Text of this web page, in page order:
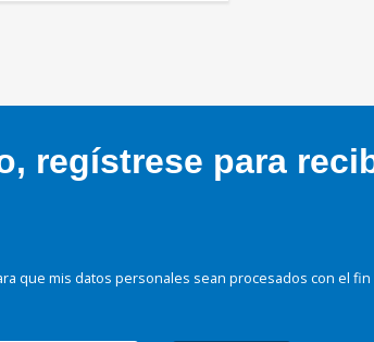
regístrese para
que mis datos personales sean procesados con el